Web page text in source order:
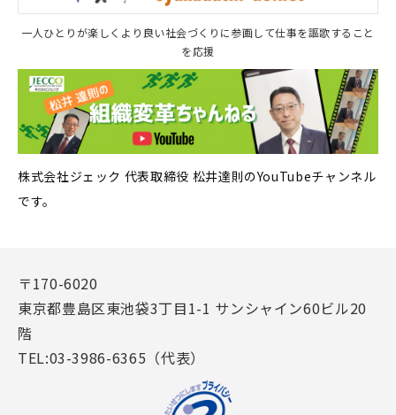
一人ひとりが楽しくより良い社会づくりに参画して仕事を謳歌すること
を応援
株式会社ジェック 代表取締役 松井達則のYouTubeチャンネル
です。
〒170-6020
東京都豊島区東池袋3丁目1-1 サンシャイン60ビル20
階
TEL:03-3986-6365（代表）